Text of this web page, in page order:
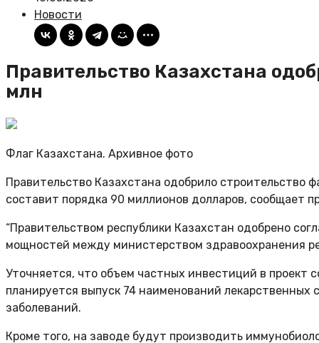
Новости
Правительство Казахстана
млн
Флаг Казахстана. Архивное фото
Правительство Казахстана одобрило строительство
составит порядка 90 миллионов долларов, сообщает
“Правительством республики Казахстан одобрено
мощностей между министерством здравоохранения
Уточняется, что объем частных инвестиций в проект
планируется выпуск 74 наименований
заболеваний.
Кроме того, на заводе будут производить